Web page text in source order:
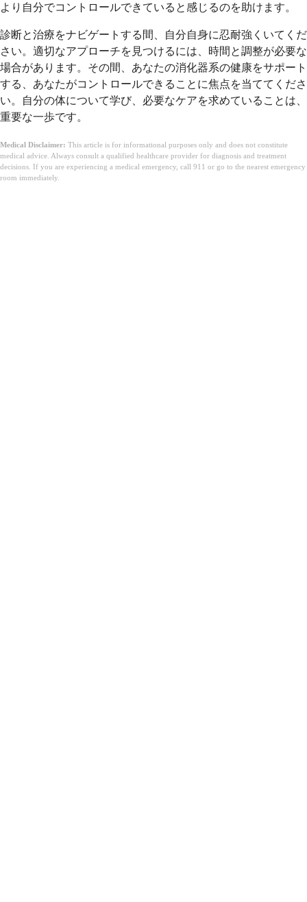
より自分でコントロールできていると感じるのを助けます。
診断と治療をナビゲートする間、自分自身に忍耐強くいてくだ
さい。適切なアプローチを見つけるには、時間と調整が必要な
場合があります。その間、あなたの消化器系の健康をサポート
する、あなたがコントロールできることに焦点を当ててくださ
い。自分の体について学び、必要なケアを求めていることは、
重要な一歩です。
Medical Disclaimer: This article is for informational purposes only and does not constitute
medical advice. Always consult a qualified healthcare provider for diagnosis and treatment
decisions. If you are experiencing a medical emergency, call 911 or go to the nearest emergency
room immediately.